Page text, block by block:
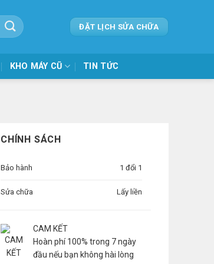
ĐẶT LỊCH SỬA CHỮA
KHO MÁY CŨ TIN TỨC
CHÍNH SÁCH
Bảo hành 1 đổi 1
Sửa chữa Lấy liền
CAM KẾT
Hoàn phí 100% trong 7 ngày
đầu nếu bạn không hài lòng